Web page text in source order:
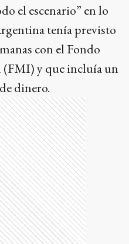
el escenario” en lo
tenía previsto
con el Fondo
y que incluía un
dinero.